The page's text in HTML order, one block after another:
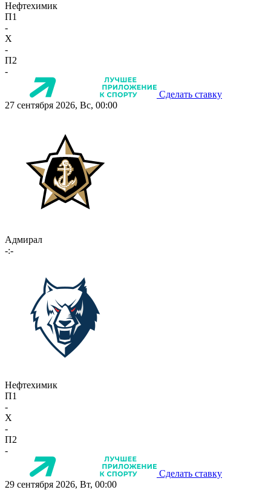
Нефтехимик
П1
-
X
-
П2
-
Сделать ставку
27 сентября 2026, Вс, 00:00
Адмирал
-:-
Нефтехимик
П1
-
X
-
П2
-
Сделать ставку
29 сентября 2026, Вт, 00:00